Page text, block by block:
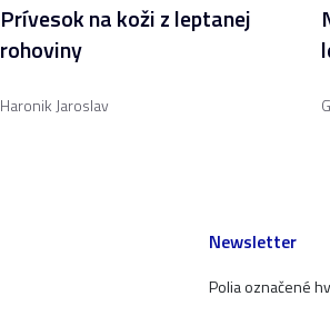
Prívesok na koži z leptanej
rohoviny
Haronik Jaroslav
Newsletter
Polia označené